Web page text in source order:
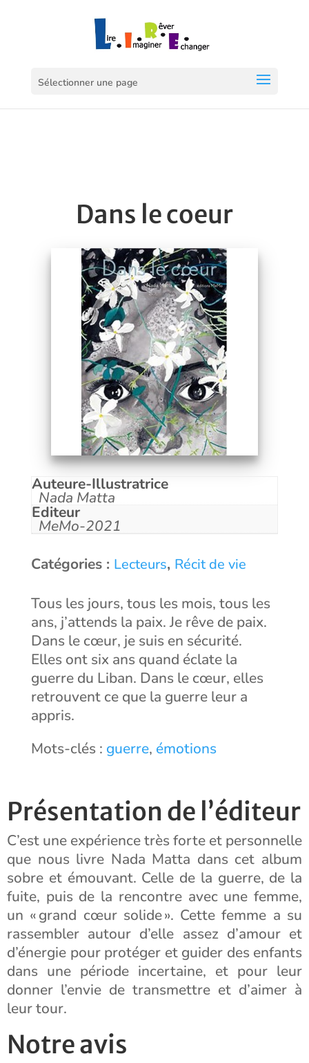
Sélectionner une page
Dans le coeur
Auteure-Illustratrice
Nada Matta
Editeur
MeMo-2021
Catégories : Lecteurs, Récit de vie
Tous les jours, tous les mois, tous les
ans, j’attends la paix. Je rêve de paix.
Dans le cœur, je suis en sécurité.
Elles ont six ans quand éclate la
guerre du Liban. Dans le cœur, elles
retrouvent ce que la guerre leur a
appris.
Mots-clés : guerre, émotions
Présentation de l’éditeur
C’est une expérience très forte et personnelle
que nous livre Nada Matta dans cet album
sobre et émouvant. Celle de la guerre, de la
fuite, puis de la rencontre avec une femme,
un « grand cœur solide ». Cette femme a su
rassembler autour d’elle assez d’amour et
d’énergie pour protéger et guider des enfants
dans une période incertaine, et pour leur
donner l’envie de transmettre et d’aimer à
leur tour.
Notre avis